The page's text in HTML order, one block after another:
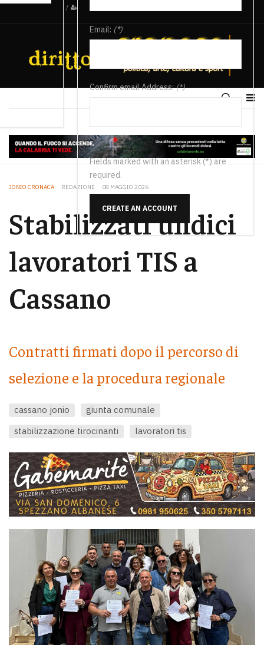
/
Email: (*)
Confirm email Address:(*)
Fields marked with an asterisk (*) are
required.
CREATE AN ACCOUNT
JONIO CRONACA REDAZIONE 08 MAGGIO 2026
Stabilizzati undici
lavoratori TIS a
Cassano
Contratti firmati dopo il percorso di
selezione e la procedura regionale
cassano jonio
giunta comunale
stabilizzazione tirocinanti
lavoratori tis